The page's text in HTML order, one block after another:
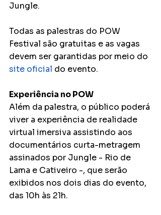
Jungle.
Todas as palestras do POW
Festival são gratuitas e as vagas
devem ser garantidas por meio do
site oficial do evento.
Experiência no POW
Além da palestra, o público poderá
viver a experiência de realidade
virtual imersiva assistindo aos
documentários curta-metragem
assinados por Jungle - Rio de
Lama e Cativeiro -, que serão
exibidos nos dois dias do evento,
das 10h às 21h.